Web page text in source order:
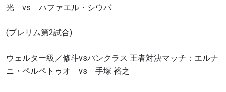
光 vs ハファエル・シウバ
(プレリム第2試合)
ウェルター級／修斗vsパンクラス 王者対決マッチ：エルナ
ニ・ペルペトゥオ vs 手塚 裕之